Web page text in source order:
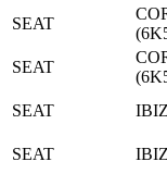
SEAT
SEAT
SEAT
SEAT